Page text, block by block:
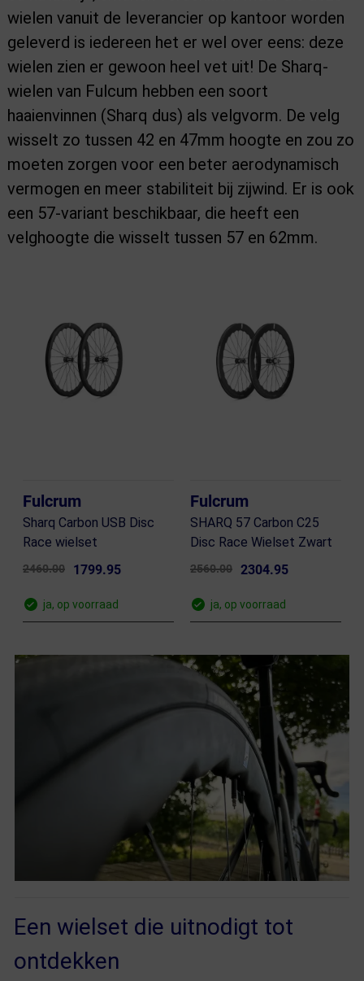
wielen vanuit de leverancier op kantoor worden
geleverd is iedereen het er wel over eens: deze
wielen zien er gewoon heel vet uit! De Sharq-
wielen van Fulcum hebben een soort
haaienvinnen (Sharq dus) als velgvorm. De velg
wisselt zo tussen 42 en 47mm hoogte en zou zo
moeten zorgen voor een beter aerodynamisch
vermogen en meer stabiliteit bij zijwind. Er is ook
een 57-variant beschikbaar, die heeft een
velghoogte die wisselt tussen 57 en 62mm.
Fulcrum
Sharq Carbon USB Disc
Race wielset
2460.00 1799.95
ja, op voorraad
Fulcrum
SHARQ 57 Carbon C25
Disc Race Wielset Zwart
2560.00 2304.95
ja, op voorraad
Een wielset die uitnodigt tot
ontdekken